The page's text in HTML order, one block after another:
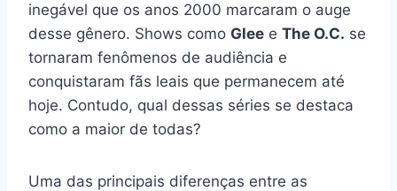
inegável que os anos 2000 marcaram o auge
desse gênero. Shows como Glee e The O.C. se
tornaram fenômenos de audiência e
conquistaram fãs leais que permanecem até
hoje. Contudo, qual dessas séries se destaca
como a maior de todas?
Uma das principais diferenças entre as